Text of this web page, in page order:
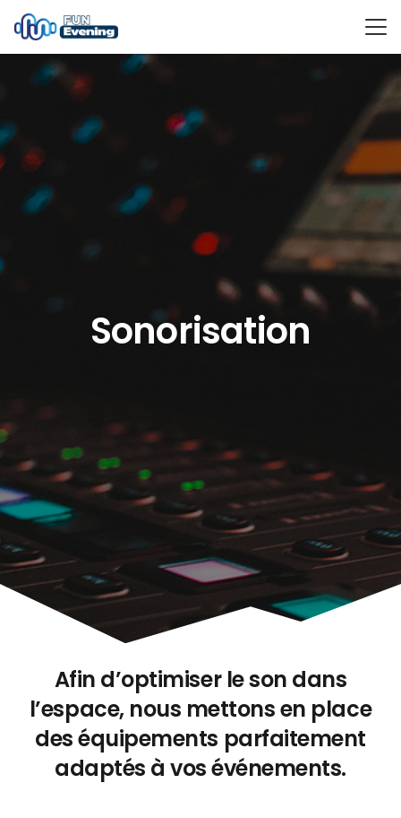
Sonorisation
Afin d’optimiser le son dans
l’espace, nous mettons en place
des équipements parfaitement
adaptés à vos événements.